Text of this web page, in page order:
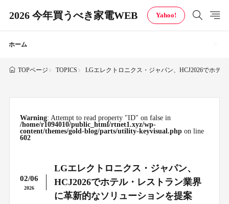
2026 今年買うべき家電WEB Yahoo!
ホーム
TOPページ TOPICS LGエレクトロニクス・ジャパン、HCJ2026でホテ
Warning: Attempt to read property "ID" on false in
/home/r1094010/public_html/rtnet1.xyz/wp-
content/themes/gold-blog/parts/utility-keyvisual.phpon line
602
02/06
2026
LGエレクトロニクス・ジャパン、
HCJ2026でホテル・レストラン業界
に革新的なソリューションを提案